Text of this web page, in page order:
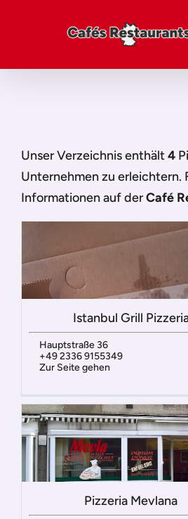
Unser Verzeichnis enthält4
Unternehmen zu erleichtern.
Informationen auf derCafé
Istanbul Grill
Hauptstraße 36
+49 2336 9155349
Zur Seite gehen
Pizzeria Mevlana